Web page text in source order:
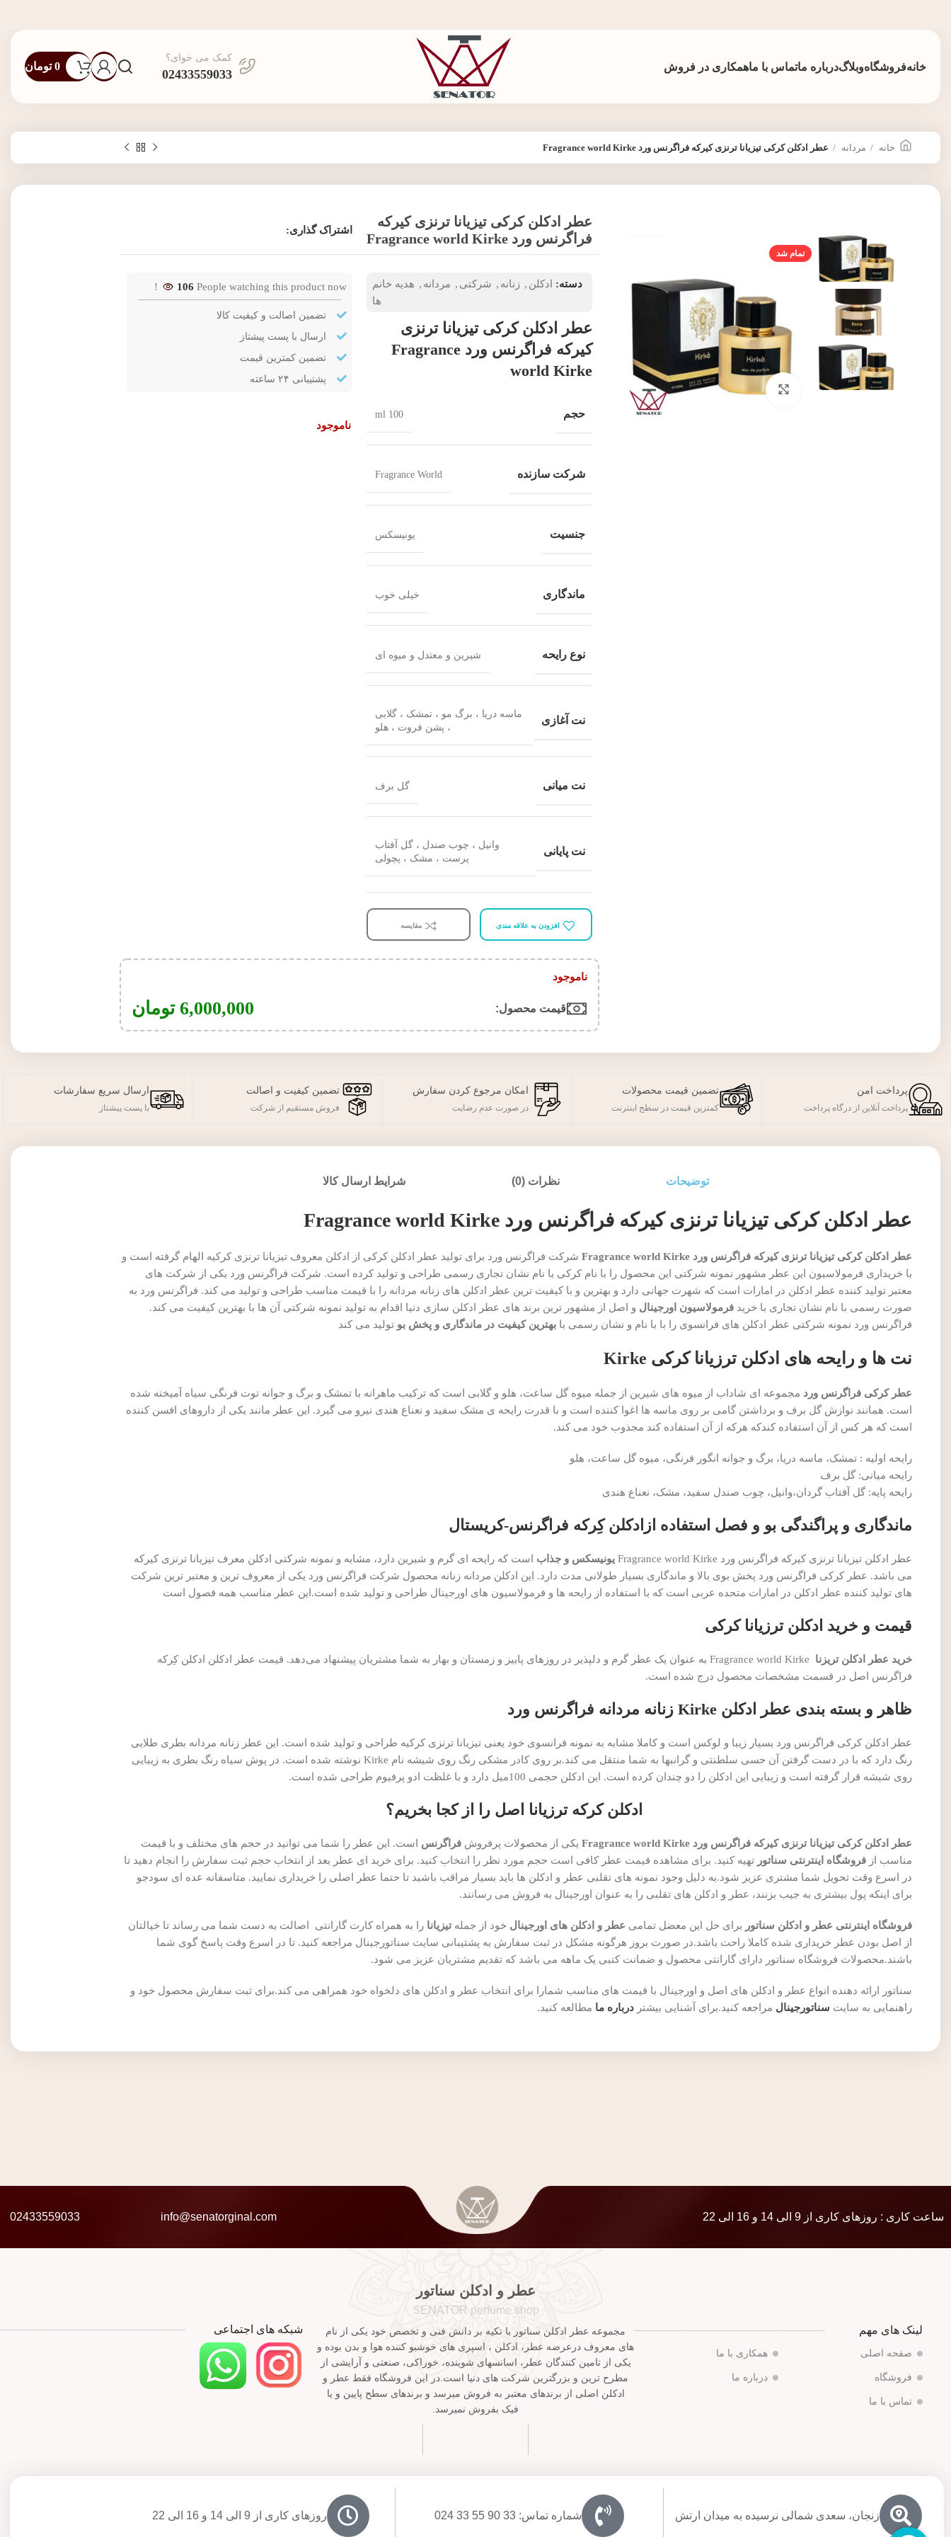
خانهفروشگاهوبلاگدرباره ماتماس با ماهمکاری در فروش
کمک می خوای؟
02433559033
0 تومان
خانه مردانه عطر ادکلن کرکی تیزیانا ترنزی کیرکه فراگرنس ورد Fragrance world Kirke
تمام شد
برای بزرگنمایی کلیک کنید
عطر ادکلن کرکی تیزیانا ترنزی کیرکه
فراگرنس ورد Fragrance world Kirke
اشتراک گذاری:
دسته: ادکلن , زنانه , شرکتی , مردانه , هدیه خانم
ها
عطر ادکلن کرکی تیزیانا ترنزی
کیرکه فراگرنس ورد Fragrance
world Kirke
حجم 100 ml
شرکت سازنده Fragrance World
جنسیت یونیسکس
ماندگاری خیلی خوب
نوع رایحه شیرین و معتدل و میوه ای
نت آغازی
ماسه دریا ، برگ مو ، تمشک ، گلابی
، پشن فروت ، هلو
نت میانی گل برف
نت پایانی
وانیل ، چوب صندل ، گل آفتاب
پرست ، مشک ، پچولی
افزودن به علاقه مندی مقایسه
106 People watching this product now!
تضمین اصالت و کیفیت کالا
ارسال با پست پیشتاز
تضمین کمترین قیمت
پشتیبانی ۲۴ ساعته
ناموجود
ناموجود
قیمت محصول:​ 6,000,000 تومان
پرداخت امن
پرداخت آنلاین از درگاه پرداخت
تضمین قیمت محصولات
کمترین قیمت در سطح اینترنت
امکان مرجوع کردن سفارش
در صورت عدم رضایت
تضمین کیفیت و اصالت
فروش مستقیم از شرکت
ارسال سریع سفارشات
با پست پیشتاز
توضیحات نظرات (0) شرایط ارسال کالا
عطر ادکلن کرکی تیزیانا ترنزی کیرکه فراگرنس ورد Fragrance world Kirke
عطر ادکلن کرکی تیزیانا ترنزی کیرکه فراگرنس ورد Fragrance world Kirke
شرکت فراگرنس ورد برای تولید عطر ادکلن کرکی از ادکلن معروف تیزیانا ترنزی کرکیه الهام گرفته است و
با خریداری فرمولاسیون این عطر مشهور نمونه شرکتی این محصول را با نام کرکی با نام نشان تجاری رسمی طراحی و تولید کرده است. شرکت فراگرنس ورد یکی از شرکت های
معتبر تولید کننده عطر ادکلن در امارات است که شهرت جهانی دارد و بهترین و با کیفیت ترین عطر ادکلن های زنانه مردانه را با قیمت مناسب طراحی و تولید می کند. فراگرنس ورد به
صورت رسمی با نام نشان تجاری با خرید فرمولاسیون اورجینال و اصل از مشهور ترین برند های عطر ادکلن سازی دنیا اقدام به تولید نمونه شرکتی آن ها با بهترین کیفیت می کند.
فراگرنس ورد نمونه شرکتی عطر ادکلن های فرانسوی را با با نام و نشان رسمی با بهترین کیفیت در ماندگاری و پخش بو تولید می کند
نت ها و رایحه های ادکلن ترزیانا کرکی Kirke
عطر کرکی فراگرنس ورد مجموعه ای شاداب از میوه های شیرین از جمله میوه گل ساعت، هلو و گلابی است که ترکیب ماهرانه با تمشک و برگ و جوانه توت فرنگی سیاه آمیخته شده
است. همانند نوازش گل برف و برداشتن گامی بر روی ماسه ها اغوا کننده است و با قدرت رایحه ی مشک سفید و نعناع هندی نیرو می گیرد. این عطر مانند یکی از داروهای افسن کننده
است که هر کس از آن استفاده کندکه هرکه از آن استفاده کند مجذوب خود می کند.
رایحه اولیه : تمشک، ماسه دریا، برگ و جوانه انگور فرنگی، میوه گل ساعت، هلو
رایحه میانی: گل برف
رایحه پایه: گل آفتاب گردان،وانیل، چوب صندل سفید، مشک، نعناع هندی
ماندگاری و پراگندگی بو و فصل استفاده ازادکلن کِرکه فراگرنس-کریستال
عطر ادکلن تیزیانا ترنزی کیرکه فراگرنس ورد Fragrance world Kirke یونیسکس و جذاب است که رایحه ای گرم و شیرین دارد، مشابه و نمونه شرکتی ادکلن معرف تیزیانا ترنزی کیرکه
می باشد. عطر کرکی فراگرنس ورد پخش بوی بالا و ماندگاری بسیار طولانی مدت دارد. این ادکلن مردانه زنانه محصول شرکت فراگرنس ورد یکی از معروف ترین و معتبر ترین شرکت
های تولید کننده عطر ادکلن در امارات متحده عربی است که با استفاده از رایحه ها و فرمولاسیون های اورجینال طراحی و تولید شده است.این عطر مناسب همه فصول است
قیمت و خرید ادکلن ترزیانا کرکی
خرید عطر ادکلن تریزنا
Fragrance world Kirke به عنوان یک عطر گرم و دلپذیر در روزهای پاییز و زمستان و بهار به شما مشتریان پیشنهاد می‌دهد. قیمت عطر ادکلن ادکلن کِرکه
فراگرنس اصل در قسمت مشخصات محصول درج شده است.
ظاهر و بسته بندی عطر ادکلن Kirke زنانه مردانه فراگرنس ورد
عطر ادکلن کرکی فراگرنس ورد بسیار زیبا و لوکس است و کاملا مشابه به نمونه فرانسوی خود یعنی تیزیانا ترنزی کرکیه طراحی و تولید شده است. این عطر زنانه مردانه بطری طلایی
رنگ دارد که با در دست گرفتن آن حسی سلطنتی و گرانبها به شما منتقل می کند.بر روی کادر مشکی رنگ روی شیشه نام Kirke نوشته شده است. در پوش سیاه رنگ بطری به زیبایی
روی شیشه قرار گرفته است و زیبایی این ادکلن را دو چندان کرده است. این ادکلن حجمی 100میل دارد و با غلظت ادو پرفیوم طراحی شده است.
ادکلن کرکه ترزیانا اصل را از کجا بخریم؟
عطر ادکلن کرکی تیزیانا ترنزی کیرکه فراگرنس ورد Fragrance world Kirke یکی از محصولات پرفروش فراگرنس است. این عطر را شما می توانید در حجم های مختلف و با قیمت
مناسب از فروشگاه اینترنتی سناتور تهیه کنید. برای مشاهده قیمت عطر کافی است حجم مورد نظر را انتخاب کنید. برای خرید ای عطر بعد از انتخاب حجم ثبت سفارش را انجام دهید تا
در اسرع وقت تحویل شما مشتری عزیز شود.به دلیل وجود نمونه های تقلبی عطر و ادکلن ها باید بسیار مراقب باشید تا حتما عطر اصلی را خریداری نمایید. متاسفانه عده ای سودجو
برای اینکه پول بیشتری به جیب بزنند، عطر و ادکلن های تقلبی را به عنوان اورجینال به فروش می رسانند.
فروشگاه اینترنتی عطر و ادکلن سناتور برای حل این معضل تمامی عطر و ادکلن های اورجینال خود از جمله تیزیانا را به همراه کارت گارانتی اصالت به دست شما می رساند تا خیالتان
از اصل بودن عطر خریداری شده کاملا راحت باشد.در صورت بروز هرگونه مشکل در ثبت سفارش به پشتیبانی سایت سناتورجینال مراجعه کنید. تا در اسرع وقت پاسخ گوی شما
باشند.محصولات فروشگاه سناتور دارای گارانتی محصول و ضمانت کتبی یک ماهه می باشد که تقدیم مشتریان عزیز می شود.
سناتور ارائه دهنده انواع عطر و ادکلن های اصل و اورجینال با قیمت های مناسب شمارا برای انتخاب عطر و ادکلن های دلخواه خود همراهی می کند.برای ثبت سفارش محصول خود و
راهنمایی به سایت سناتورجینال مراجعه کنید.برای آشنایی بیشتر درباره ما مطالعه کنید.
ساعت کاری : روزهای کاری از 9 الی 14 و 16 الی 22 info@senatorginal.com
02433559033
لینک های مهم
صفحه اصلی
فروشگاه
تماس با ما
همکاری با ما
درباره ما
عطر و ادکلن سناتور
SENATOR perfume shop
مجموعه عطر ادکلن سناتور با تکیه بر دانش فنی و تخصص خود یکی از نام
های معروف درعرضه عطر، ادکلن ، اسپری های خوشبو کننده هوا و بدن بوده و
یکی از تامین کنندگان عطر، اسانسهای شوینده، خوراکی، صنعتی و آرایشی از
مطرح ترین و بزرگترین شرکت های دنیا است.در این فروشگاه فقط عطر و
ادکلن اصلی از برندهای معتبر به فروش میرسد و برندهای سطح پایین و یا
فیک بفروش نمیرسد.
شبکه های اجتماعی
زنجان، سعدی شمالی نرسیده به میدان ارتش شماره تماس: 33 90 55 33 024 روزهای کاری از 9 الی 14 و 16 الی 22